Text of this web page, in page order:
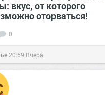
вкус, от которого
оторваться!
0
20:59 Вчера